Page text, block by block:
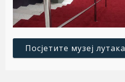
Посјетите музеј лутака